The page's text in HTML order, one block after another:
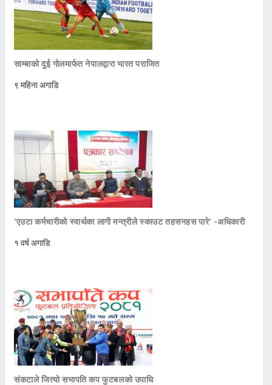
साम्बाको दुई गोलमार्फत नेपालद्वारा भारत पराजित
९ महिना अगाडि
‘एउटा कर्मचारीको स्वार्थका लागी मन्त्रीले स्काउट तहसनहस पारे’ -अधिकारी
१ वर्ष अगाडि
संकटाले जित्यो सभापति कप फुटबलको उपाधि